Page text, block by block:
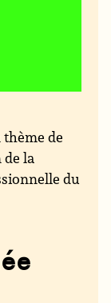
thème de
la
du